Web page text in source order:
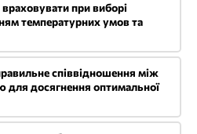
при виборі
температурних умов та
співвідношення між
досягнення оптимальної